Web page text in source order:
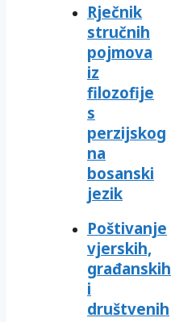
Rječnik
stručnih
pojmova
iz
filozofije
s
perzijskog
na
bosanski
jezik
Poštivanje
vjerskih,
građanskih
i
društvenih